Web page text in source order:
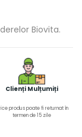
Biovita.
Clienți Mulțumiți
produs poate fi returnat în
termen de 15 zile